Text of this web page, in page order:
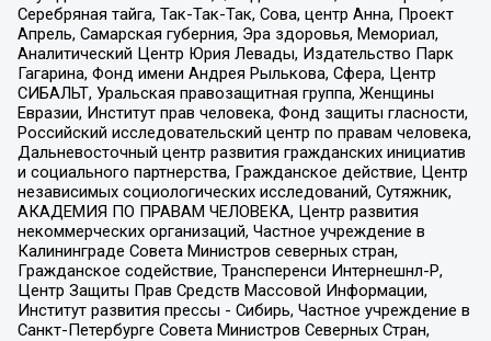
Серебряная тайга, Так-Так-Так, Сова, центр Анна, Проект
Апрель, Самарская губерния, Эра здоровья, Мемориал,
Аналитический Центр Юрия Левады, Издательство Парк
Гагарина, Фонд имени Андрея Рылькова, Сфера, Центр
СИБАЛЬТ, Уральская правозащитная группа, Женщины
Евразии, Институт прав человека, Фонд защиты гласности,
Российский исследовательский центр по правам человека,
Дальневосточный центр развития гражданских инициатив
и социального партнерства, Гражданское действие, Центр
независимых социологических исследований, Сутяжник,
АКАДЕМИЯ ПО ПРАВАМ ЧЕЛОВЕКА, Центр развития
некоммерческих организаций, Частное учреждение в
Калининграде Совета Министров северных стран,
Гражданское содействие, Трансперенси Интернешнл-Р,
Центр Защиты Прав Средств Массовой Информации,
Институт развития прессы - Сибирь, Частное учреждение в
Санкт-Петербурге Совета Министров Северных Стран,